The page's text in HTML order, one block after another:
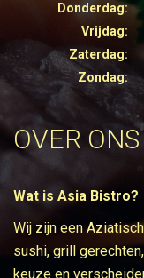
Donderdag:
Vrijdag:
Zaterdag:
Zondag:
OVER ONS
Wat is Asia Bistro?
Wij zijn een
sushi, grill
keuze en